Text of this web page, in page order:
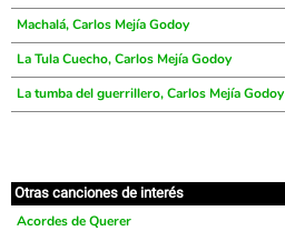
Machalá, Carlos Mejía Godoy
La Tula Cuecho, Carlos Mejía Godoy
La tumba del guerrillero, Carlos Mejía Godoy
Otras canciones de interés
Acordes de Querer